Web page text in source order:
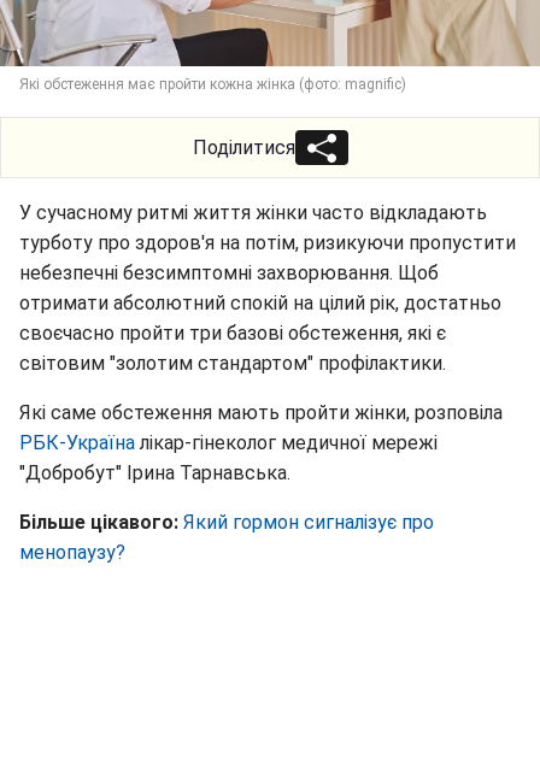
Які обстеження має пройти кожна жінка (фото: magnific)
Поділитися
У сучасному ритмі життя жінки часто відкладають
турботу про здоров'я на потім, ризикуючи пропустити
небезпечні безсимптомні захворювання. Щоб
отримати абсолютний спокій на цілий рік, достатньо
своєчасно пройти три базові обстеження, які є
світовим "золотим стандартом" профілактики.
Які саме обстеження мають пройти жінки, розповіла
РБК-Україналікар-гінеколог медичної мережі
"Добробут" Ірина Тарнавська.
Більше цікавого: Який гормон сигналізує про
менопаузу?